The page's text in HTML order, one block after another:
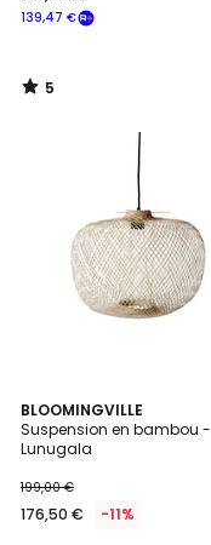
139,47 €
5
/
BLOOMINGVILLE
Suspension en bambou -
Lunugala
199,00 €
176,50 € -11%
5
/
5